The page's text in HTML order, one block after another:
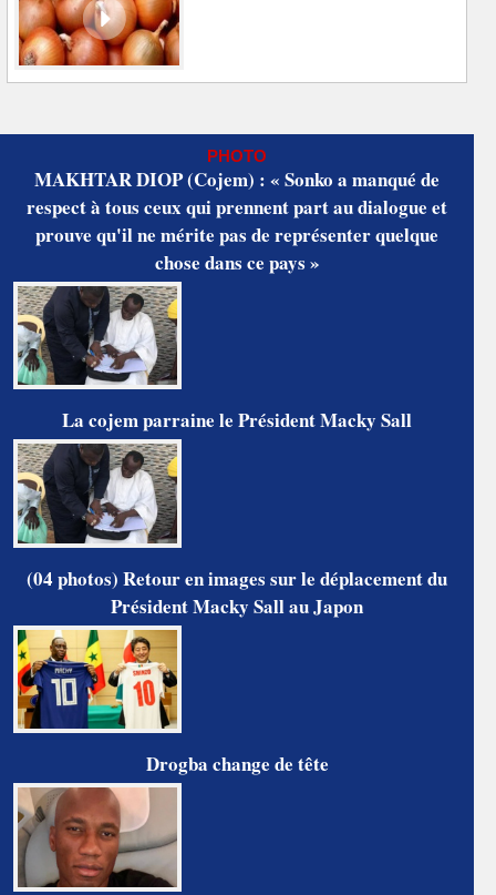
PHOTO
MAKHTAR DIOP (Cojem) : « Sonko a manqué de
respect à tous ceux qui prennent part au dialogue et
prouve qu'il ne mérite pas de représenter quelque
chose dans ce pays »
La cojem parraine le Président Macky Sall
(04 photos) Retour en images sur le déplacement du
Président Macky Sall au Japon
Drogba change de tête